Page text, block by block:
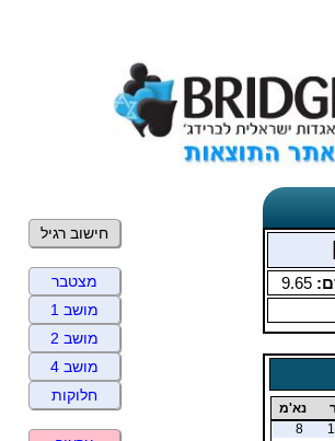
9.65
נא'מ
8
חישוב רגיל
מצטבר
מושב 1
מושב 2
מושב 4
חלוקות